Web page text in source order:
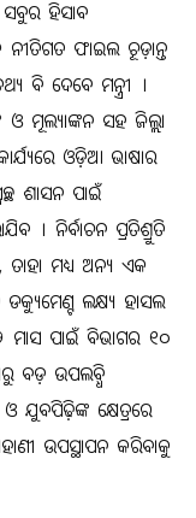
ହିସାବ
ନୀତିଗତ ଫାଇଲ ଚୂଡ଼ାନ୍ତ
ବି ଦେବେ ମନ୍ତ୍ରୀ ।
ଓ ମୂଲ୍ୟାଙ୍କନ ସହ ଜିଲ୍ଲା
ଓଡ଼ିଆ ଭାଷାର
ଶାସନ ପାଇଁ
। ନିର୍ବାଚନ ପ୍ରତିଶ୍ରୁତି
ମଧ୍ୟ ଅନ୍ୟ ଏକ
ଲକ୍ଷ୍ୟ ହାସଲ
ମାସ ପାଇଁ ବିଭାଗର ୧୦
ବଡ଼ ଉପଲବ୍ଧି
ଓ ଯୁବପିଢ଼ିଙ୍କ କ୍ଷେତ୍ରରେ
ଉପସ୍ଥାପନ କରିବାକୁ